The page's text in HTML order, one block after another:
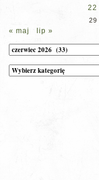
22
29
« maj lip »
Archiwum
Kategorie
wpisów